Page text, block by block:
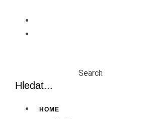
content
Search
HOME